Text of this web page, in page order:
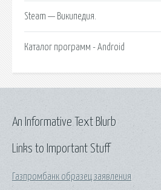
Steam — Википедия.
Каталог программ - Android
Links to Important Stuff
Газпромбанк образец заявления
An Informative Text Blurb